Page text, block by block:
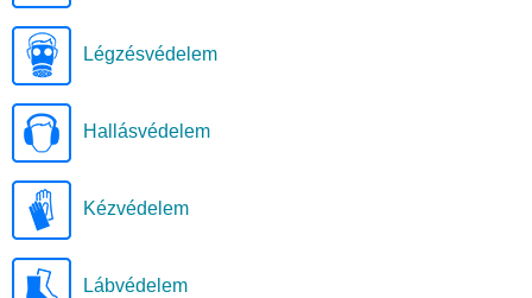
Légzésvédelem
Hallásvédelem
Kézvédelem
Lábvédelem